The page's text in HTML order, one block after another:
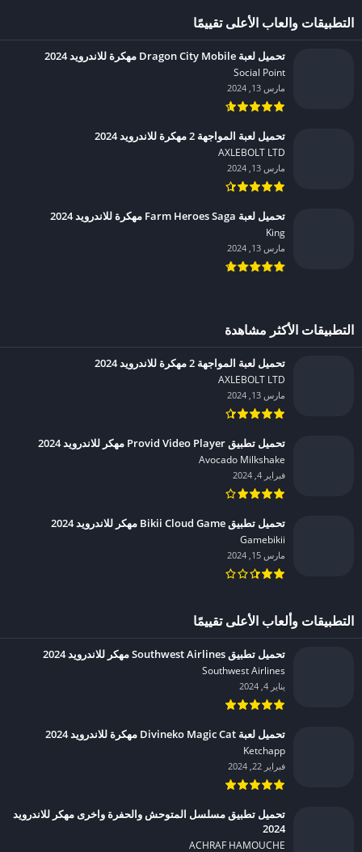
التطبيقات والعاب الأعلى تقييمًا
تحميل لعبة Dragon City Mobile مهكرة للاندرويد 2024
Social Point‏
مارس 13, 2024
تحميل لعبة المواجهة 2 مهكرة للاندرويد 2024
AXLEBOLT LTD‏
مارس 13, 2024
تحميل لعبة Farm Heroes Saga مهكرة للاندرويد 2024
King‏
مارس 13, 2024
التطبيقات الأكثر مشاهدة
تحميل لعبة المواجهة 2 مهكرة للاندرويد 2024
AXLEBOLT LTD‏
مارس 13, 2024
تحميل تطبيق Provid Video Player مهكر للاندرويد 2024
Avocado Milkshake‏
فبراير 4, 2024
تحميل تطبيق Bikii Cloud Game مهكر للاندرويد 2024
Gamebikii‏
مارس 15, 2024
التطبيقات وألعاب الأعلى تقييمًا
تحميل تطبيق Southwest Airlines مهكر للاندرويد 2024
Southwest Airlines‏
يناير 4, 2024
تحميل لعبة Divineko Magic Cat مهكرة للاندرويد 2024
Ketchapp‏
فبراير 22, 2024
تحميل تطبيق مسلسل المتوحش والحفرة واخرى مهكر للاندرويد
2024
ACHRAF HAMOUCHE‏